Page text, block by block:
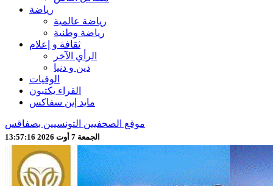
رياضة
رياضة عالمية
رياضة وطنية
ثقافة و إعلام
الرأي الآخر
دين و دنيا
الوفيات
القراء يكتبون
مايد إين سفاكس
موقع الصحفيين التونسيين بصفاقس
الجمعة 7 أوت 2026 13:57:18